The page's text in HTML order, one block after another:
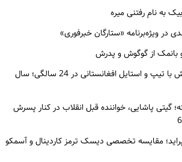
به نام رفتنی میره
در ویژه‌برنامه «ستارگان خبرفوری»
بانمک از گوگوش و پدرش
سفر به گذشته؛ گوگوش با تیپ و استایل افغانستانی در 24 سالگی؛ سال
پاشایی، خواننده قبل انقلاب در کنار پسرش
مقایسه تخصصی دیسک ترمز کاردینال و آسمکو